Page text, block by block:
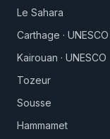
Le Sahara
Carthage · UNESCO
Kairouan · UNESCO
Tozeur
Sousse
Hammamet